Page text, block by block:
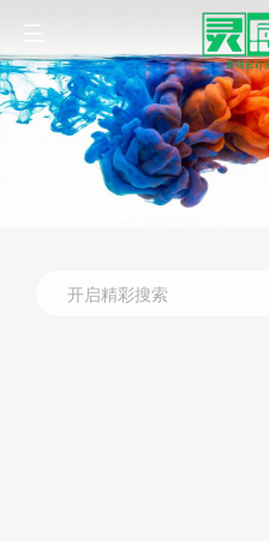
开启精彩搜索